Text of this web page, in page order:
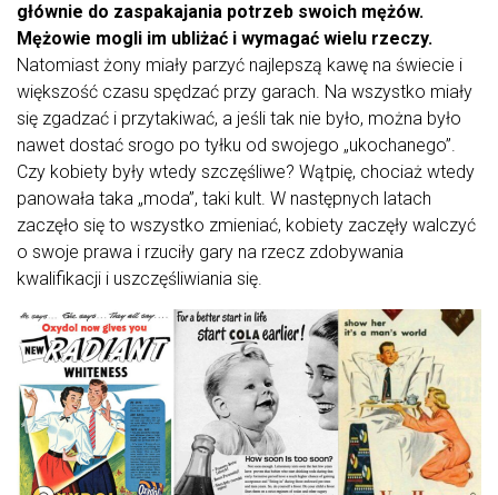
głównie do zaspakajania potrzeb swoich mężów.
Mężowie mogli im ubliżać i wymagać wielu rzeczy.
Natomiast żony miały parzyć najlepszą kawę na świecie i
większość czasu spędzać przy garach. Na wszystko miały
się zgadzać i przytakiwać, a jeśli tak nie było, można było
nawet dostać srogo po tyłku od swojego „ukochanego”.
Czy kobiety były wtedy szczęśliwe? Wątpię, chociaż wtedy
panowała taka „moda”, taki kult. W następnych latach
zaczęło się to wszystko zmieniać, kobiety zaczęły walczyć
o swoje prawa i rzuciły gary na rzecz zdobywania
kwalifikacji i uszczęśliwiania się.